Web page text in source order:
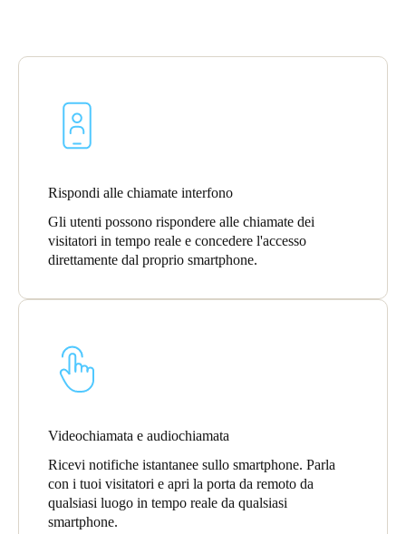
NorskEnglish
English
Salva nuova selezione come predefinita
Rispondi alle chiamate interfono
Gli utenti possono rispondere alle chiamate dei
visitatori in tempo reale e concedere l'accesso
direttamente dal proprio smartphone.
Videochiamata e audiochiamata
Ricevi notifiche istantanee sullo smartphone. Parla
con i tuoi visitatori e apri la porta da remoto da
qualsiasi luogo in tempo reale da qualsiasi
smartphone.